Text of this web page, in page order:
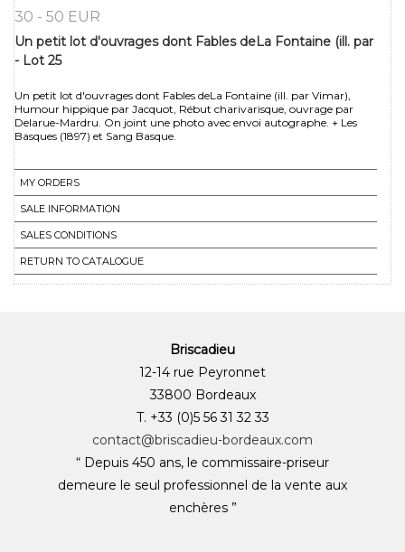
30 - 50 EUR
Un petit lot d'ouvrages dont Fables deLa Fontaine (ill. par
- Lot 25
Un petit lot d'ouvrages dont Fables deLa Fontaine (ill. par Vimar),
Humour hippique par Jacquot, Rébut charivarisque, ouvrage par
Delarue-Mardru. On joint une photo avec envoi autographe. + Les
Basques (1897) et Sang Basque.
MY ORDERS
SALE INFORMATION
SALES CONDITIONS
RETURN TO CATALOGUE
Briscadieu
12-14 rue Peyronnet
33800 Bordeaux
T. +33 (0)5 56 31 32 33
contact@briscadieu-bordeaux.com
“ Depuis 450 ans, le commissaire-priseur
demeure le seul professionnel de la vente aux
enchères ”